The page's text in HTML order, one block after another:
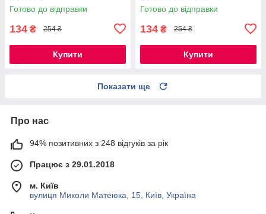
Готово до відправки
134 ₴ 254 ₴
Купити
Готово до відправки
134 ₴ 254 ₴
Купити
Показати ще
Про нас
94% позитивних з 248 відгуків за рік
Працює з 29.01.2018
м. Київ
вулиця Миколи Матеюка, 15, Київ, Україна